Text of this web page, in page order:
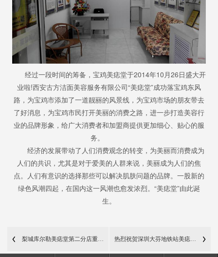
经过一段时间的筹备，宝鸡美痣堂于2014年10月26日盛大开
业啦!西安古方洁面美容服务有限公司“美痣堂”成功落宝鸡东风
路，为宝鸡市添加了一道靓丽的风景线，为宝鸡市场的朋友带去
了好消息，为宝鸡市民打开美丽的消费之路，进一步打造美容行
业的品牌形象，给广大消费者和加盟商提供更加细心、贴心的服
务。
经济的发展带动了人们消费观念的转变，为美丽而消费成为
人们的共识，尤其是对于爱美的人群来说，美丽成为人们的焦
点。人们有意识的选择那些可以解决肌肤问题的品牌。一股新的
绿色风潮四起，在国内这一风潮也愈发浓烈。“美痣堂”由此诞
生。
梨城库尔勒美痣堂第二分店重装开业热烈祝贺深圳大芬地铁站美痣堂店盛大